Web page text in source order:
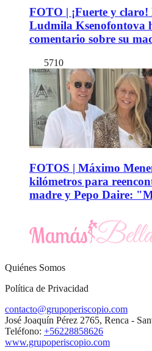
FOTO | ¡Fuerte y
Ludmila Ksenofontova
comentario sobre su
5710
FOTOS | Máximo
kilómetros para
madre y Pepo Daire:
Quiénes Somos
Política de Privacidad
contacto@grupoperiscopio.com
José Joaquín Pérez 2765, Renca -
Teléfono: +56228858626
www.grupoperiscopio.com